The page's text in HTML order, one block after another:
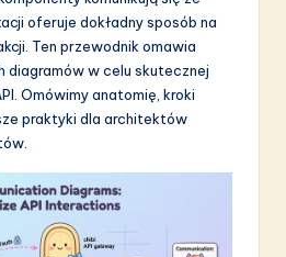
oferuje dokładny sposób na
Ten przewodnik omawia
diagramów w celu skutecznej
Omówimy anatomię, kroki
praktyki dla architektów